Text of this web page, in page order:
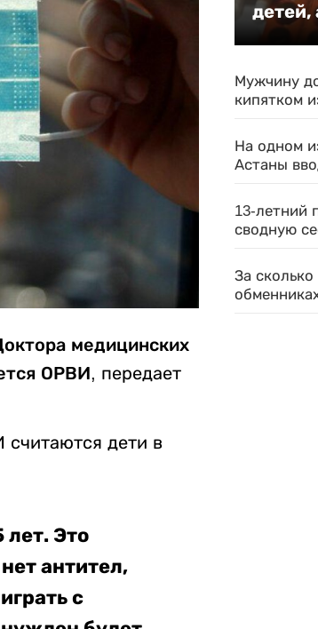
медицинских
ОРВИ, передает
дети в
лет. Это
антител,
с
детей,
Мужчину
кипятком
На одном
Астаны
13-летний
сводную
За